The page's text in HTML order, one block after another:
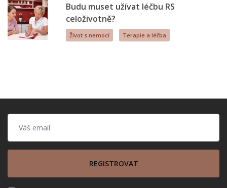
Budu muset užívat léčbu RS
celoživotně?
Život s nemocí Terapie a léčba
REGISTROVAT